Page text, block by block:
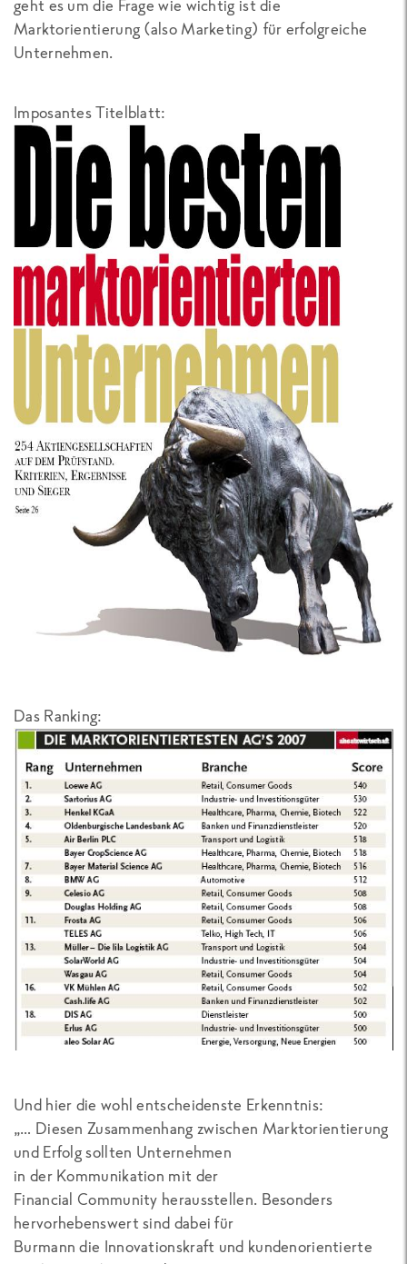
geht es um die Frage wie wichtig ist die
Marktorientierung (also Marketing) für erfolgreiche
Unternehmen.
Imposantes Titelblatt:
Das Ranking:
Und hier die wohl entscheidenste Erkenntnis:
„… Diesen Zusammenhang zwischen Marktorientierung
und Erfolg sollten Unternehmen
in der Kommunikation mit der
Financial Community herausstellen. Besonders
hervorhebenswert sind dabei für
Burmann die Innovationskraft und kundenorientierte